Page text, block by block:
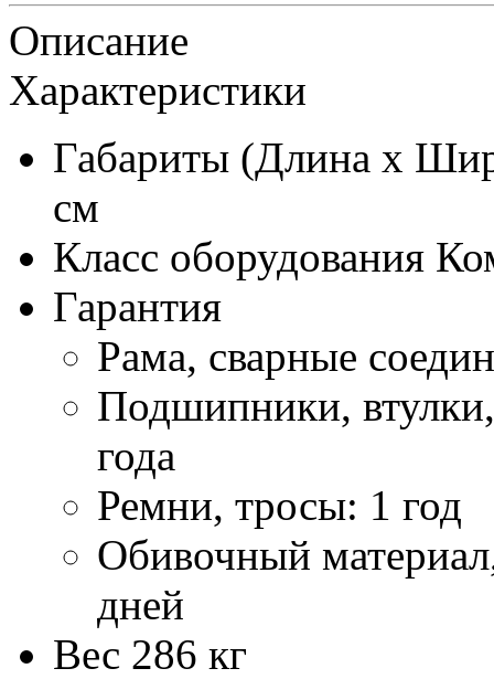
Описание
Характеристики
Габариты (Длина х
см
Класс оборудования
Гарантия
Рама, сварные
Подшипники,
года
Ремни, тросы: 1 год
Обивочный
дней
Вес 286 кг